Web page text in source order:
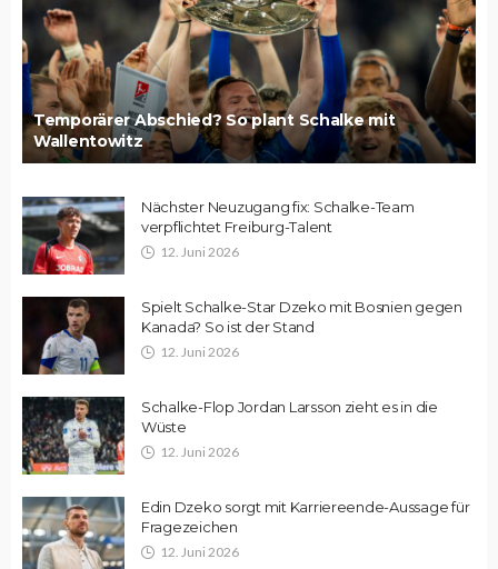
Temporärer Abschied? So plant Schalke mit
Wallentowitz
Nächster Neuzugang fix: Schalke-Team
verpflichtet Freiburg-Talent
12. Juni 2026
Spielt Schalke-Star Dzeko mit Bosnien gegen
Kanada? So ist der Stand
12. Juni 2026
Schalke-Flop Jordan Larsson zieht es in die
Wüste
12. Juni 2026
Edin Dzeko sorgt mit Karriereende-Aussage für
Fragezeichen
12. Juni 2026